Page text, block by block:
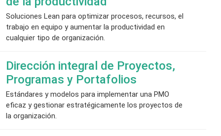
Soluciones Lean para optimizar procesos, recursos, el
trabajo en equipo y aumentar la productividad en
cualquier tipo de organización.
Dirección integral de Proyectos,
Programas y Portafolios
Estándares y modelos para implementar una PMO
eficaz y gestionar estratégicamente los proyectos de
la organización.